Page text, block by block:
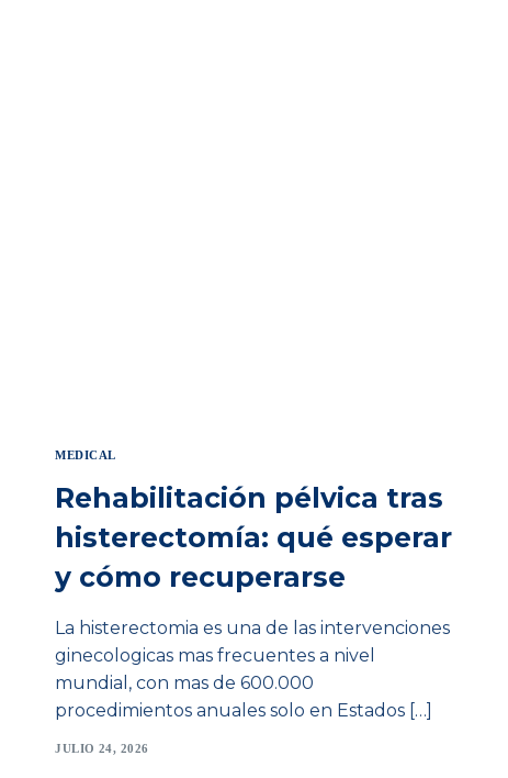
MEDICAL
Rehabilitación pélvica tras
histerectomía: qué esperar
y cómo recuperarse
La histerectomia es una de las intervenciones
ginecologicas mas frecuentes a nivel
mundial, con mas de 600.000
procedimientos anuales solo en Estados […]
JULIO 24, 2026